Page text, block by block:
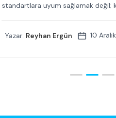
standartlara uyum sağlamak değil;
Yazar: Reyhan Ergün 10